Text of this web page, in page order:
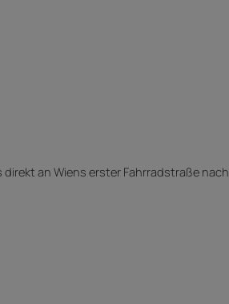
an Wiens erster Fahrradstraße nach